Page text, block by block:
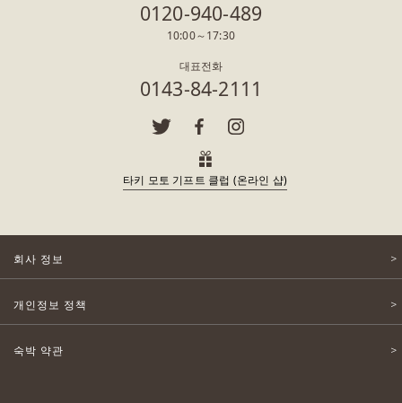
0120-940-489
10:00～17:30
대표전화
0143-84-2111
타키 모토 기프트 클럽 (온라인 샵)
회사 정보
개인정보 정책
숙박 약관